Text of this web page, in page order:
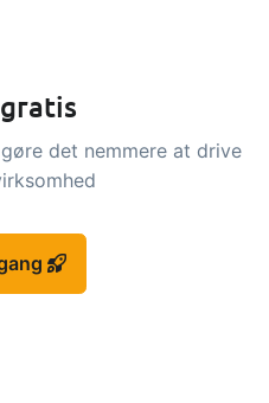
det nemmere at drive